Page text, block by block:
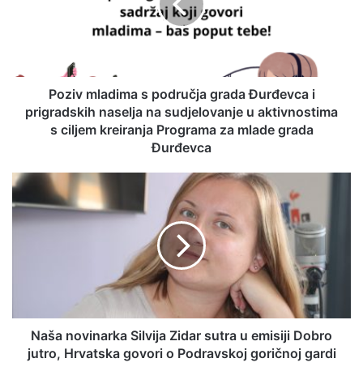
Poziv mladima s područja grada Đurđevca i
prigradskih naselja na sudjelovanje u aktivnostima
s ciljem kreiranja Programa za mlade grada
Đurđevca
Naša novinarka Silvija Zidar sutra u emisiji Dobro
jutro, Hrvatska govori o Podravskoj goričnoj gardi